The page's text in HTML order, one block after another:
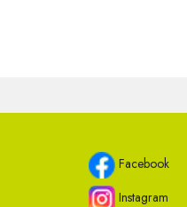
Facebook
Instagram